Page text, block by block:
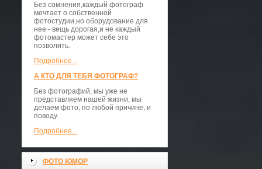
Без сомнения,каждый фотограф
мечтает о собственной
фотостудии,но оборудование для
нее - вещь дорогая,и не каждый
фотомастер может себе это
позволить.
Подробнее...
А КТО ДЛЯ ТЕБЯ ФОТОГРАФ?
Без фотографий, мы уже не
представляем нашей жизни, мы
делаем фото, по любой причине, и
поводу.
Подробнее...
ФОТО ЮМОР